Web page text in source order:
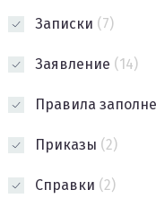
Записки (7)
Заявление (14)
Правила
Приказы (2)
Справки (2)